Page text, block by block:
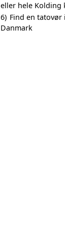
eller hele Kolding
6) Find en tatovør
Danmark